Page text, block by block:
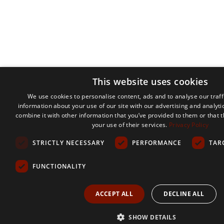
This website uses cookies
We use cookies to personalise content, ads and to analyse our
information about your use of our site with our advertising and
combine it with other information that you’ve provided to them or that
your use of their services. Privacy Policy
STRICTLY NECESSARY PERFORMANCE
FUNCTIONALITY
ACCEPT ALL DECLINE ALL
SHOW DETAILS